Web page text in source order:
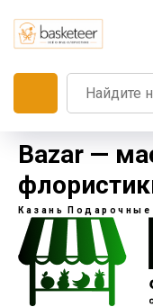
Bazar —
Казань Подарочные